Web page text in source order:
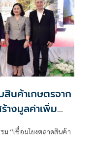
สินค้าเกษตรจาก
างมูลค่าเพิ่ม
“เชื่อมโยงตลาดสินค้า